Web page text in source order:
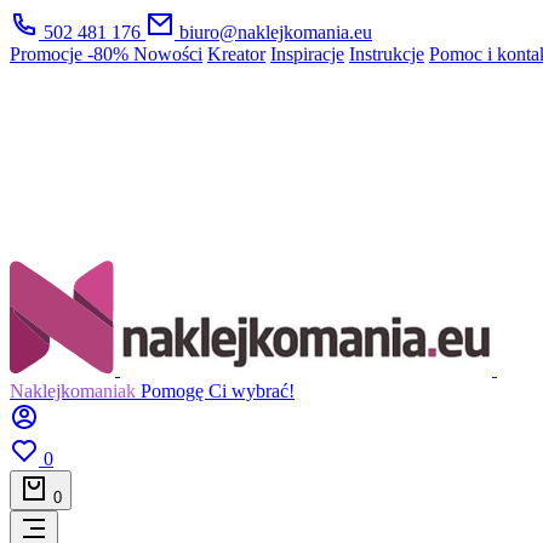
502 481 176
biuro@naklejkomania.eu
Promocje -80% Nowości Kreator Inspiracje Instrukcje Pomoc i
Naklejkomaniak Pomogę Ci wybrać!
0
0